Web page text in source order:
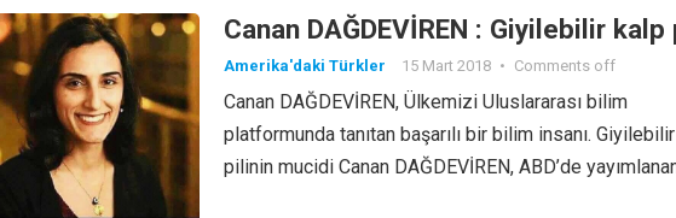
Canan DAĞDEVİREN : Giyilebilir kalp
Amerika'daki Türkler 15 Mart 2018 • Comments off
Canan DAĞDEVİREN, Ülkemizi Uluslararası bilim
platformunda tanıtan başarılı bir bilim insanı.
pilinin mucidi Canan DAĞDEVİREN, ABD’de